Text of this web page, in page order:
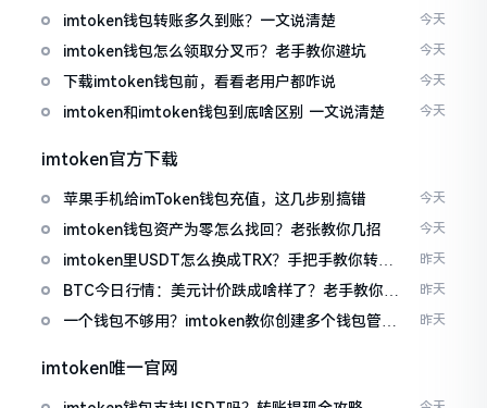
imtoken钱包转账多久到账？一文说清楚 今天
imtoken钱包怎么领取分叉币？老手教你避坑 今天
下载imtoken钱包前，看看老用户都咋说 今天
imtoken和imtoken钱包到底啥区别 一文说清楚 今天
imtoken官方下载
苹果手机给imToken钱包充值，这几步别搞错 今天
imtoken钱包资产为零怎么找回？老张教你几招 今天
imtoken里USDT怎么换成TRX？手把手教你转成
波场币
昨天
BTC今日行情：美元计价跌成啥样了？老手教你咋
昨天
一个钱包不够用？imtoken教你创建多个钱包管理
昨天
imtoken唯一官网